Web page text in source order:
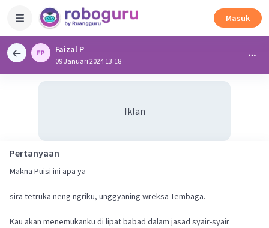
Masuk
Faizal P
09 Januari 2024 13:18
Iklan
Pertanyaan
Makna Puisi ini apa ya
sira tetruka neng ngriku, unggyaning wreksa Tembaga.
Kau akan menemukanku di lipat babad dalam jasad syair-syair